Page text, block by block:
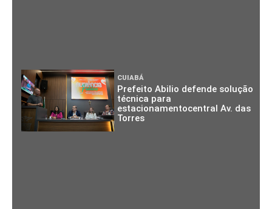
CUIABÁ
Prefeito Abilio defende solução
técnica para
estacionamentocentral Av. das
Torres